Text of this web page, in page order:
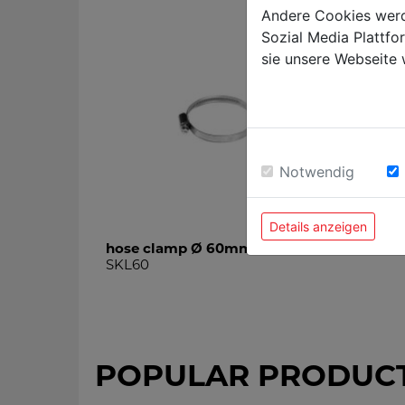
hose clamp Ø 60mm
SKL60
POPULAR
Andere Cookies
Sozial Media
sie unsere
Notwendig
Details anzeigen